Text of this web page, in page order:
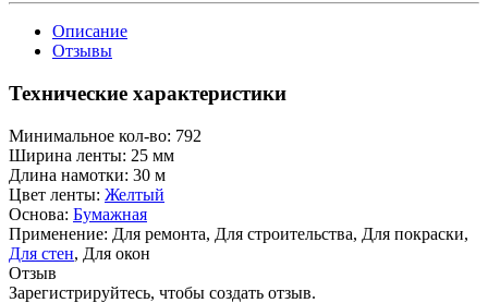
Описание
Отзывы
Технические характеристики
Минимальное кол-во: 792
Ширина ленты: 25 мм
Длина намотки: 30 м
Цвет ленты: Желтый
Основа: Бумажная
Применение: Для ремонта, Для строительства, Для покраски,
Для стен, Для окон
Отзыв
Зарегистрируйтесь, чтобы создать отзыв.